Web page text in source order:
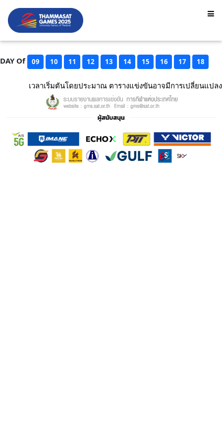
DAY Of 09 10 11 12 13 14 15 16 17 18
เวลาเริ่มตันโดยประมาณ ตารางแข่งขันอาจมีการเปลี่ยนแปลง